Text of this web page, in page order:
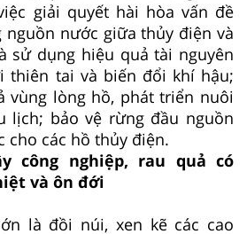
giải quyết hài hòa vấn đề
nguồn nước giữa thủy điện và
sử dụng hiệu quả tài nguyên
thiên tai và biến đổi khí hậu;
vùng lòng hồ, phát triển nuôi
lịch; bảo vệ rừng đầu nguồn
cho các hồ thủy điện.
công nghiệp, rau quả có
và ôn đới
là đồi núi, xen kẽ các cao